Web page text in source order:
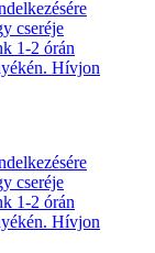
cseréje
1-2 órán
Hívjon
cseréje
1-2 órán
Hívjon